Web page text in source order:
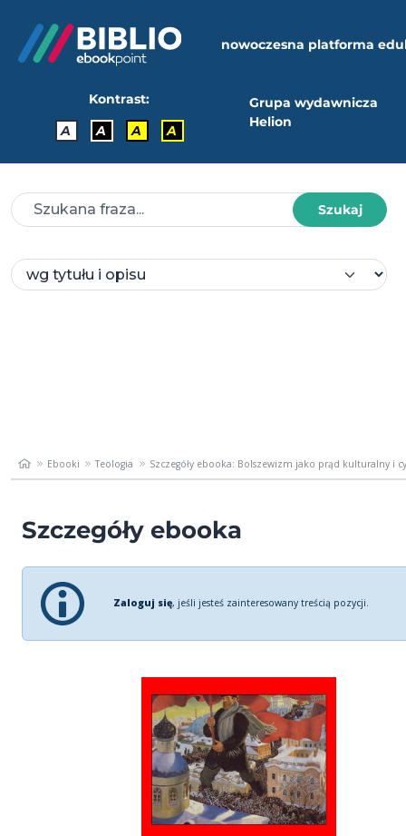
nowoczesna platforma
Kontrast:
A
A A A
Grupa wydawnicza
Helion
Szukaj
Ebooki Teologia Szczegóły ebooka: Bolszewizm jako prąd kulturalny i
Szczegóły ebooka
Zaloguj się, jeśli jesteś zainteresowany treścią pozycji.